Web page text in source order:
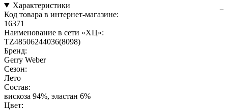
Характеристики
Код товара в интернет-магазине:
16371
Наименование в сети «ХЦ»:
TZ48506244036(8098)
Бренд:
Gerry Weber
Сезон:
Лето
Состав:
вискоза 94%, эластан 6%
Цвет: